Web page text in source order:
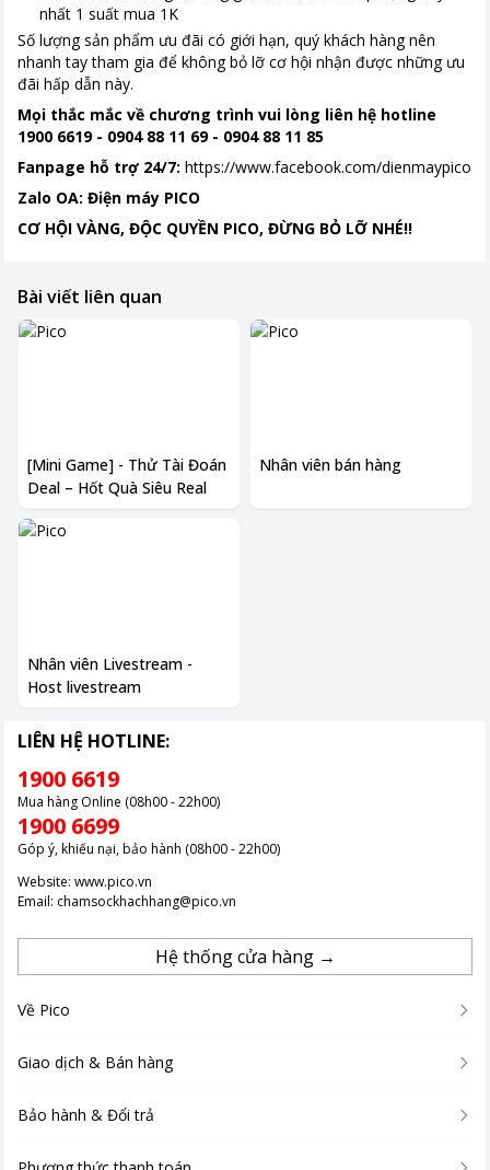
nhất 1 suất mua 1K
Số lượng sản phẩm ưu đãi có giới hạn, quý khách hàng nên
nhanh tay tham gia để không bỏ lỡ cơ hội nhận được những ưu
đãi hấp dẫn này.
Mọi thắc mắc về chương trình vui lòng liên hệ hotline
1900 6619 - 0904 88 11 69 - 0904 88 11 85
Fanpage hỗ trợ 24/7: https://www.facebook.com/dienmaypico
Zalo OA: Điện máy PICO
CƠ HỘI VÀNG, ĐỘC QUYỀN PICO, ĐỪNG BỎ LỠ NHÉ!!
Bài viết liên quan
[Mini Game] - Thử Tài Đoán
Deal – Hốt Quà Siêu Real
Nhân viên bán hàng
Nhân viên Livestream -
Host livestream
LIÊN HỆ HOTLINE:
1900 6619
Mua hàng Online (08h00 - 22h00)
1900 6699
Góp ý, khiếu nại, bảo hành (08h00 - 22h00)
Website: www.pico.vn
Email: chamsockhachhang@pico.vn
Hệ thống cửa hàng →
Về Pico
Giao dịch & Bán hàng
Bảo hành & Đổi trả